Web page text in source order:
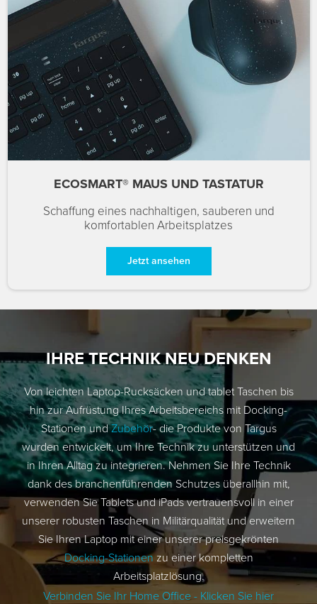
ECOSMART® MAUS UND TASTATUR
Schaffung eines nachhaltigen, sauberen und
komfortablen Arbeitsplatzes
Jetzt ansehen
IHRE TECHNIK NEU DENKEN
Von leichten Laptop-Rucksäcken und tablet Taschen bis
hin zur Aufrüstung Ihres Arbeitsbereichs mit Docking-
Stationen undZubehör- die Produkte von Targus
wurden entwickelt, um Ihre Technik zu unterstützen und
in Ihren Alltag zu integrieren. Nehmen Sie Ihre Technik
dank des branchenführenden Schutzes überallhin mit,
verwenden Sie Tablets und iPads vertrauensvoll in einer
unserer robusten Taschen in Militärqualität und erweitern
Sie Ihren Laptop mit einer unserer preisgekrönten
Docking-Stationenzu einer kompletten
Arbeitsplatzlösung.
Verbinden Sie Ihr Home Office - Klicken Sie hier